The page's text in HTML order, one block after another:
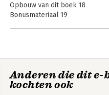
Competente
mensen -
Opbouw van dit boek 18
Bonusmateriaal 19
1.3 Concluderend 32
Anderen die dit e-
kochten ook